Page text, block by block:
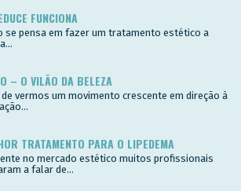
FUNCIONA
se pensa em fazer um tratamento estético a
– O VILÃO DA BELEZA
de vermos um movimento crescente em direção à
TRATAMENTO PARA O LIPEDEMA
no mercado estético muitos profissionais
a falar de...